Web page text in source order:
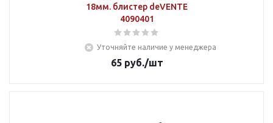
18мм. блистер deVENTE
4090401
Уточняйте наличие у менеджера
65руб./шт